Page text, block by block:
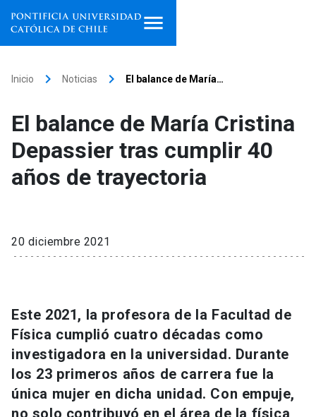
Facultades, escuelas e
institutos
Investigación
Extensión
Universidad
Información para keyboard_arrow_down
Futuros estudiantes
Go to english site launch
Inicio keyboard_arrow_right Noticias keyboard_arrow_right El balance de María…
El balance de María Cristina
Depassier tras cumplir 40
años de trayectoria
20 diciembre 2021
Este 2021, la profesora de la Facultad de
Física cumplió cuatro décadas como
investigadora en la universidad. Durante
los 23 primeros años de carrera fue la
única mujer en dicha unidad. Con empuje,
no solo contribuyó en el área de la física